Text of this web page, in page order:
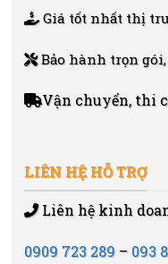
Giá tốt nhất thị
Bảo hành trọn
Vận chuyển, thi
LIÊN HỆ HỖ TRỢ
Liên hệ kinh
0909 723 289 – 093